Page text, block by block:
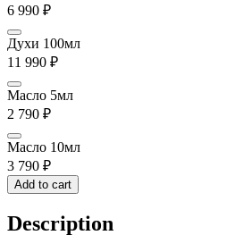
6 990 ₽
Духи 100мл
11 990 ₽
Масло 5мл
2 790 ₽
Масло 10мл
3 790 ₽
Add to cart
Description